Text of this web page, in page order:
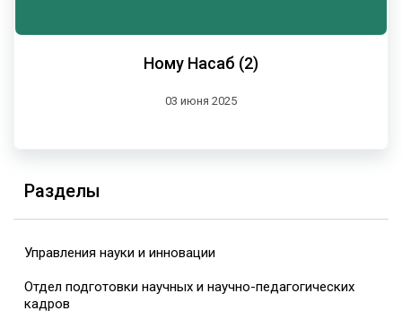
Ному Насаб (2)
03 июня 2025
Разделы
Управления науки и инновации
Отдел подготовки научных и научно-педагогических
кадров